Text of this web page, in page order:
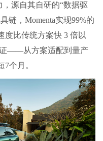
，源自其自研的“数据驱
链，Momenta实现99%的
度比传统方案快 3 倍以
证——从方案适配到量产
个月。